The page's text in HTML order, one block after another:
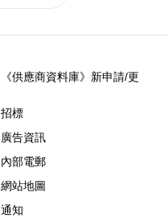
《供應商資料庫》新申請/更
招標
廣告資訊
內部電郵
網站地圖
通知